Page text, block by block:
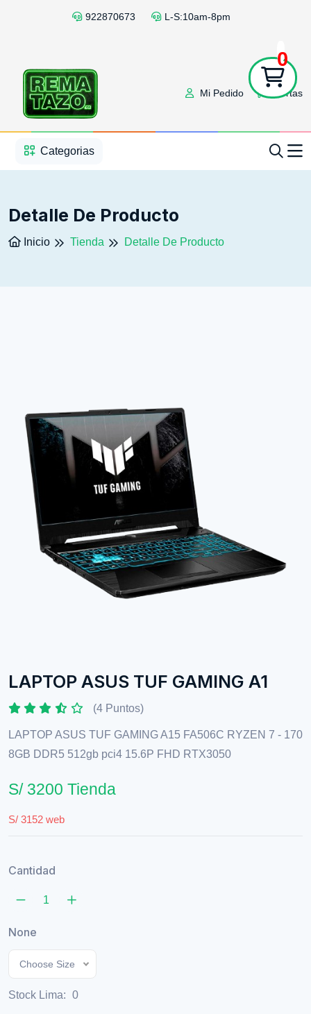
922870673 L-S:10am-8pm
Mi Pedido Ofertas
0
Categorias
Detalle De Producto
Inicio Tienda Detalle De Producto
LAPTOP ASUS TUF GAMING A1
(4 Puntos)
LAPTOP ASUS TUF GAMING A15 FA506C RYZEN 7 - 170
8GB DDR5 512gb pci4 15.6P FHD RTX3050
S/ 3200 Tienda
S/ 3152 web
Cantidad
None
Choose Size
Stock Lima: 0